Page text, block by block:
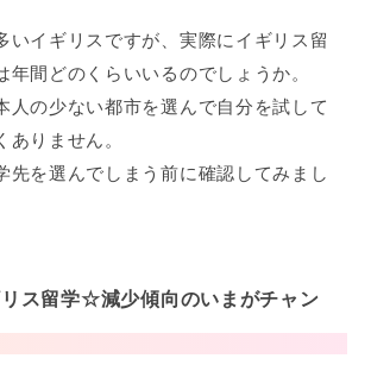
いイギリスですが、実際にイギリス留
年間どのくらいいるのでしょうか。
人の少ない都市を選んで自分を試して
りません。
先を選んでしまう前に確認してみまし
ス留学☆減少傾向のいまがチャン